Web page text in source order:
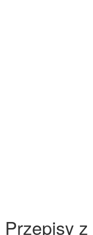
Przepisy